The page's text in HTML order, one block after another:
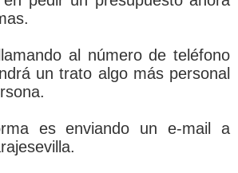
al número de teléfono
un trato algo más personal
es enviando un e-mail a